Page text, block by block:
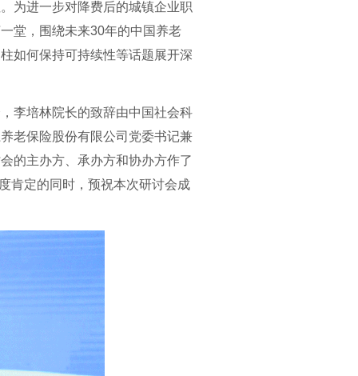
为进一步对降费后的城镇企业职
堂，围绕未来30年的中国养老
如何保持可持续性等话题展开深
培林院长的致辞由中国社会科
老保险股份有限公司党委书记兼
的主办方、承办方和协办方作了
肯定的同时，预祝本次研讨会成